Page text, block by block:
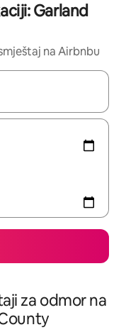
Garland
na Airbnbu
gore i dolje pomoću
za odmor na